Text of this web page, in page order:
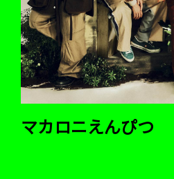
マカロニえんぴつ